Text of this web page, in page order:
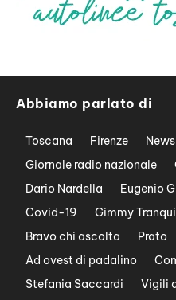
Abbiamo parlato di
Toscana Firenze
Giornale radio nazionale
Dario Nardella
Eugenio
Covid-19
Gimmy
Bravo chi ascolta
Prato
Ad ovest di padalino
Stefania Saccardi
Vigili